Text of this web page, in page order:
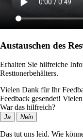
Austauschen des
Erhalten Sie hilfreiche
Resttonerbehälters.
Vielen Dank für Ihr
Feedback gesendet!
War das hilfreich?
Ja Nein
Das tut uns leid. Wie